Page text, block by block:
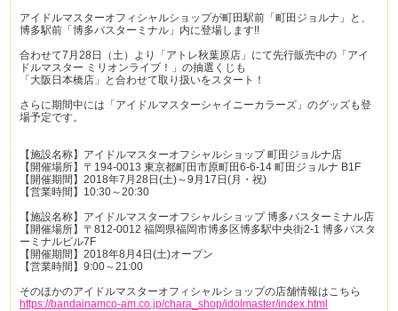
アイドルマスターオフィシャルショップが町田駅前「町田ジョルナ」と、
博多駅前「博多バスターミナル」内に登場します!!
合わせて7月28日（土）より「アトレ秋葉原店」にて先行販売中の「アイ
ドルマスター ミリオンライブ！」の抽選くじも
「大阪日本橋店」と合わせて取り扱いをスタート！
さらに期間中には「アイドルマスターシャイニーカラーズ」のグッズも登
場予定です。
【施設名称】アイドルマスターオフシャルショップ 町田ジョルナ店
【開催場所】〒194-0013 東京都町田市原町田6-6-14 町田ジョルナ B1F
【開催期間】2018年7月28日(土)～9月17日(月・祝)
【営業時間】10:30～20:30
【施設名称】アイドルマスターオフシャルショップ 博多バスターミナル店
【開催場所】〒812-0012 福岡県福岡市博多区博多駅中央街2-1 博多バスタ
ーミナルビル7F
【開催期間】2018年8月4日(土)オープン
【営業時間】9:00～21:00
そのほかのアイドルマスターオフィシャルショップの店舗情報はこちら
https://bandainamco-am.co.jp/chara_shop/idolmaster/index.html